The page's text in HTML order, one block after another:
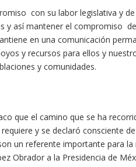
con su labor legislativa y
y así mantener el compromiso
en una comunicación
y recursos para ellos y
y comunidades.
que el camino que se ha
y se declaró consciente
un referente importante para
Obrador a la Presidencia de